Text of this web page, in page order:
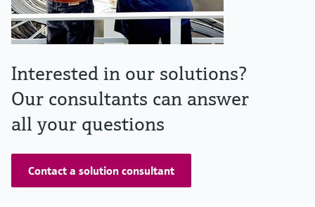
Interested in our solutions?
Our consultants can answer
all your questions
Contact a solution consultant